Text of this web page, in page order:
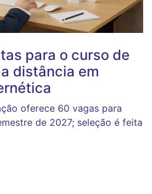
para o curso de
distância em
oferece 60 vagas para
de 2027; seleção é feita